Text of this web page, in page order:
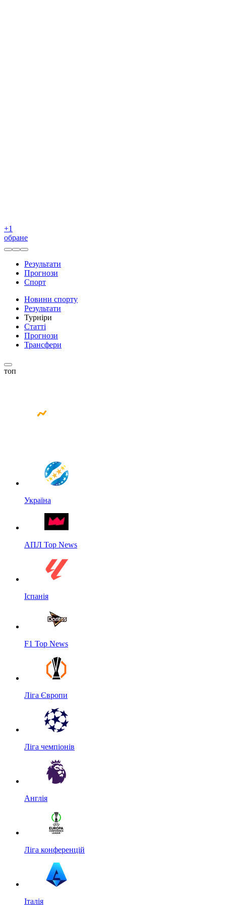
+1
обране
Результати
Прогнози
Спорт
Новини спорту
Результати
Турніри
Статті
Прогнози
Трансфери
топ
Україна
АПЛ Top News
Іспанія
F1 Top News
Ліга Європи
Ліга чемпіонів
Англія
Ліга конференцій
Італія